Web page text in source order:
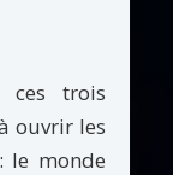
ces trois
ouvrir les
le monde